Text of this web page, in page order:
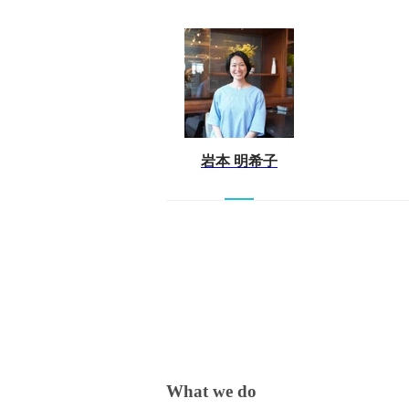
岩本 明希子
What we do